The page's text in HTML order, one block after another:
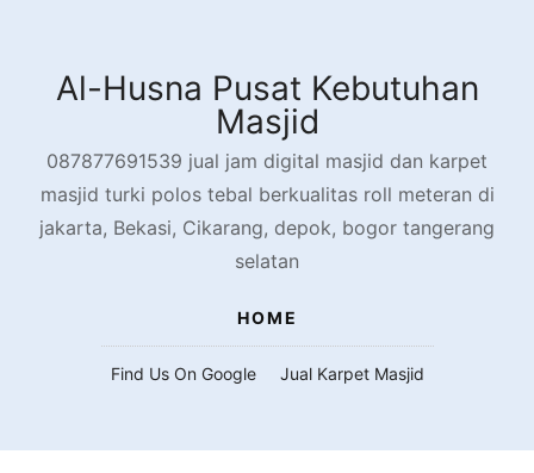
contentAl-Husna Pusat Kebutuhan
Masjid
087877691539 jual jam digital masjid dan karpet
masjid turki polos tebal berkualitas roll meteran di
jakarta, Bekasi, Cikarang, depok, bogor tangerang
selatan
HOME
Find Us On Google Jual Karpet Masjid